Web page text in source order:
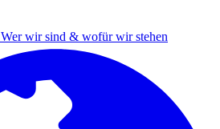
Wer wir sind & wofür wir stehen